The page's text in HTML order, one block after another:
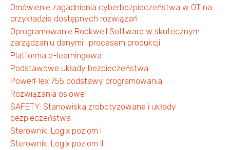
Omówienie zagadnienia cyberbezpieczeństwa w OT na
przykładzie dostępnych rozwiązań
Oprogramowanie Rockwell Software w skutecznym
zarządzaniu danymi i procesem produkcji
Platforma e-learningowa
Podstawowe układy bezpieczeństwa
PowerFlex 755 podstawy programowania
Rozwiązania osiowe
SAFETY: Stanowiska zrobotyzowane i układy
bezpieczeństwa
Sterowniki Logix poziom I
Sterowniki Logix poziom II